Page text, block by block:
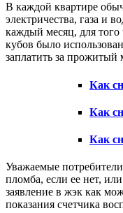
В каждой квартире
электричества, газа и
каждый месяц, для того
кубов было
заплатить за прожитый
Как
Как
Как
Уважаемые
пломба, если ее нет,
заявление в жэк как
показания счетчика